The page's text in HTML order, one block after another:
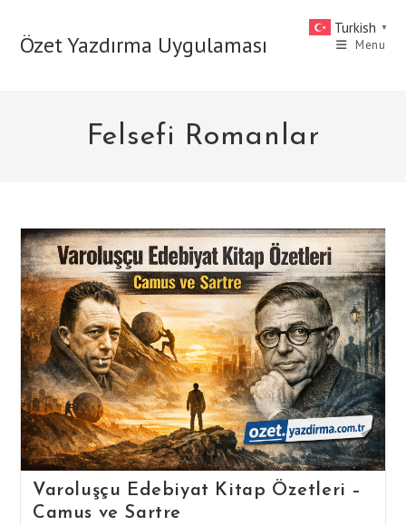
contentÖzet Yazdırma Uygulaması Menu
Felsefi Romanlar
Varoluşçu Edebiyat Kitap Özetleri –
Camus ve Sartre
Turkish ▼